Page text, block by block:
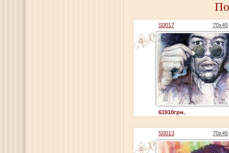
S0017 70х45
61910грн.
S0013 70х45